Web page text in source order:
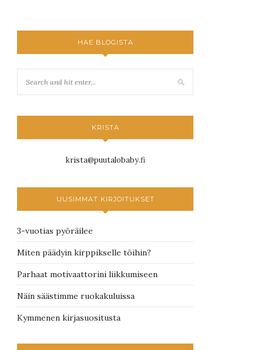
HAE BLOGISTA
KRISTA
krista@puutalobaby.fi
UUSIMMAT KIRJOITUKSET
3-vuotias pyöräilee
Miten päädyin kirppikselle töihin?
Parhaat motivaattorini liikkumiseen
Näin säästimme ruokakuluissa
Kymmenen kirjasuositusta